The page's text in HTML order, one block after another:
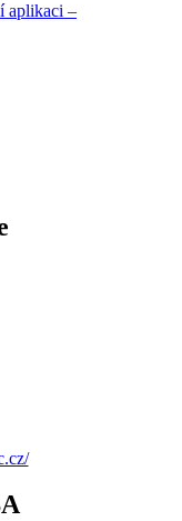
aplikaci –